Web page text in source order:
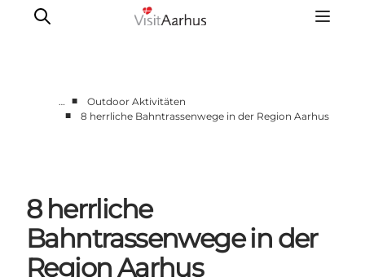
Reiseplanung
Transport
… ■
Outdoor Aktivitäten
■
8 herrliche Bahntrassenwege in der Region Aarhus
8 herrliche
Bahntrassenwege in der
Region Aarhus